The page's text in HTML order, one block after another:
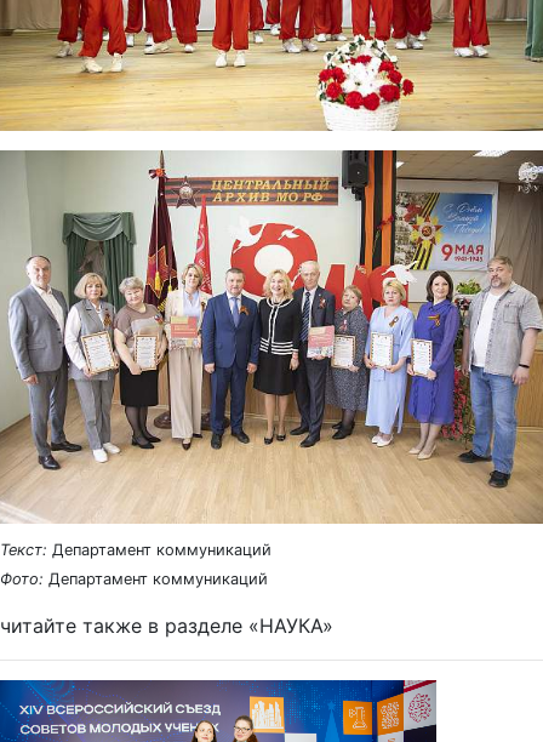
Текст: Департамент коммуникаций
Фото: Департамент коммуникаций
читайте также в разделе «НАУКА»